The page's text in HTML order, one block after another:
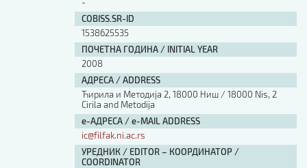
COBISS.SR-ID
1538625535
ПОЧЕТНА ГОДИНА / INITIAL YEAR
2008
АДРЕСА / ADDRESS
Ћирила и Методија 2, 18000 Ниш / 18000 Nis, 2
Cirila and Metodija
е-АДРЕСА / e-MAIL ADDRESS
ic@filfak.ni.ac.rs
УРЕДНИК / EDITOR – КООРДИНАТОР /
COORDINATOR